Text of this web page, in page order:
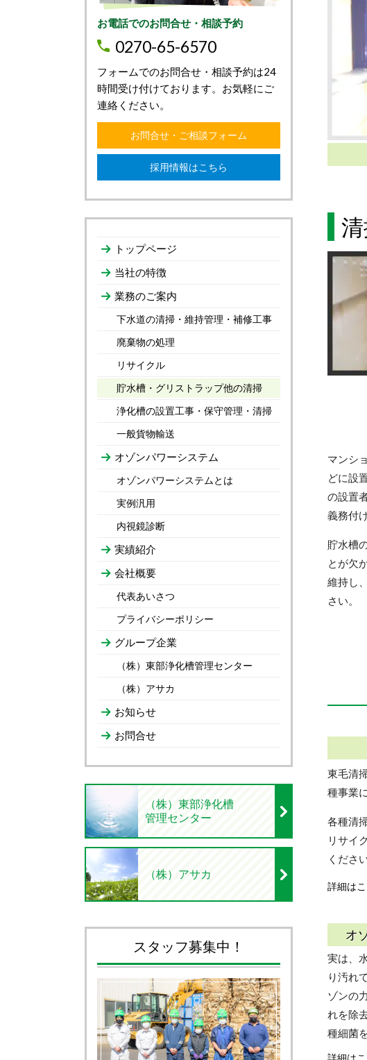
マンシ
どに設
の設置
義務付
貯水槽
とが欠
維持し
さい。
東毛清
種事業
各種清
リサイ
ください
詳細は
オ
実は、
り汚れ
ゾンの
れを除
種細菌
詳細は
お電話でのお問合せ・相談予約
0270-65-6570
フォームでのお問合せ・相談予約は24
時間受け付けております。お気軽にご
連絡ください。
お問合せ・ご相談フォーム
採用情報はこちら
トップページ
当社の特徴
業務のご案内
下水道の清掃・維持管理・補修工事
廃棄物の処理
リサイクル
貯水槽・グリストラップ他の清掃
浄化槽の設置工事・保守管理・清掃
一般貨物輸送
オゾンパワーシステム
オゾンパワーシステムとは
実例汎用
内視鏡診断
実績紹介
会社概要
代表あいさつ
プライバシーポリシー
グループ企業
（株）東部浄化槽管理センター
（株）アサカ
お知らせ
お問合せ
（株）東部浄化槽
管理センター
（株）アサカ
スタッフ募集中！